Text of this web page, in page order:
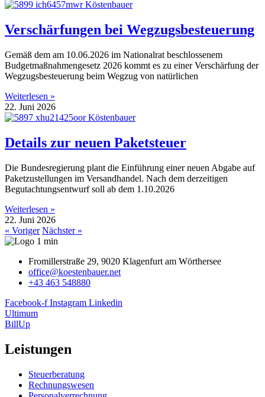
Verschärfungen bei Wegzugsbesteuerung
Gemäß dem am 10.06.2026 im Nationalrat beschlossenem
Budgetmaßnahmengesetz 2026 kommt es zu einer Verschärfung der
Wegzugsbesteuerung beim Wegzug von natürlichen
Weiterlesen »
22. Juni 2026
Details zur neuen Paketsteuer
Die Bundesregierung plant die Einführung einer neuen Abgabe auf
Paketzustellungen im Versandhandel. Nach dem derzeitigen
Begutachtungsentwurf soll ab dem 1.10.2026
Weiterlesen »
22. Juni 2026
« Voriger Nächster »
Fromillerstraße 29, 9020 Klagenfurt am Wörthersee
office@koestenbauer.net
+43 463 548880
Facebook-f Instagram Linkedin
Ultimum
BillUp
Leistungen
Steuerberatung
Rechnungswesen